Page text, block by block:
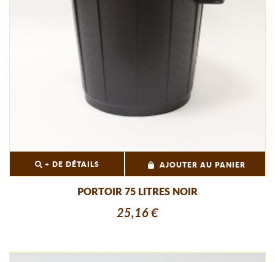
+ DE DÉTAILS AJOUTER AU PANIER
PORTOIR 75 LITRES NOIR
25,16 €